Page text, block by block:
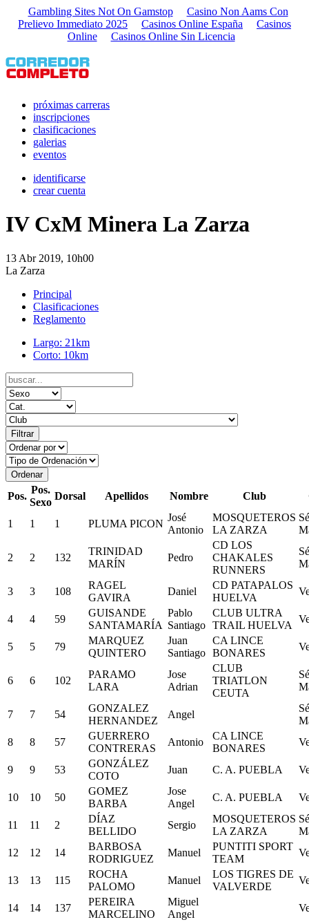
Gambling Sites Not On Gamstop
Casino Non Aams Con
Prelievo Immediato 2025
Casinos Online España
Casinos
Online
Casinos Online Sin Licencia
próximas carreras
inscripciones
clasificaciones
galerias
eventos
identificarse
crear cuenta
IV CxM Minera La Zarza
13 Abr 2019, 10h00
La Zarza
Principal
Clasificaciones
Reglamento
Largo: 21km
Corto: 10km
Pos.
Pos.
Sexo
Dorsal Apellidos Nombre Club
1 1 1 PLUMA PICON
José
Antonio
MOSQUETEROS
LA ZARZA
2 2 132
TRINIDAD
MARÍN
Pedro
CD LOS
CHAKALES
RUNNERS
3 3 108
RAGEL
GAVIRA
Daniel
CD PATAPALOS
HUELVA
4 4 59
GUISANDE
SANTAMARÍA
Pablo
Santiago
CLUB ULTRA
TRAIL HUELVA
5 5 79
MARQUEZ
QUINTERO
Juan
Santiago
CA LINCE
BONARES
6 6 102
PARAMO
LARA
Jose
Adrian
CLUB
TRIATLON
CEUTA
7 7 54
GONZALEZ
HERNANDEZ
Angel
8
8 57
GUERRERO
CONTRERAS
Antonio
CA LINCE
BONARES
9 9 53
GONZÁLEZ
COTO
Juan C. A. PUEBLA
10 10 50
GOMEZ
BARBA
Jose
Angel
C. A. PUEBLA
11 11 2
DÍAZ
BELLIDO
Sergio
MOSQUETEROS
LA ZARZA
12
12 14
BARBOSA
RODRIGUEZ
Manuel
PUNTITI SPORT
TEAM
13 13 115
ROCHA
PALOMO
Manuel
LOS TIGRES DE
VALVERDE
14 14 137
PEREIRA
MARCELINO
Miguel
Angel